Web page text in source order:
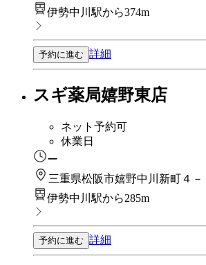
伊勢中川駅から374m
予約に進む 詳細
スギ薬局嬉野東店
ネット予約可
休業日
ー
三重県松阪市嬉野中川新町４－
伊勢中川駅から285m
予約に進む 詳細